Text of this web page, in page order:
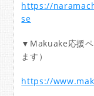
https://
se
▼Makuake応援ペ
ます）
https://